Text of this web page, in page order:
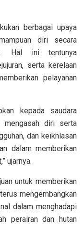
berbagai upaya
diri secara
Hal ini tentunya
serta kerelaan
pelayanan
kepada saudara
mengasah diri serta
dan keikhlasan
dalam memberikan
ujarnya.
untuk memberikan
mengembangkan
dalam menghadapi
perairan dan hutan